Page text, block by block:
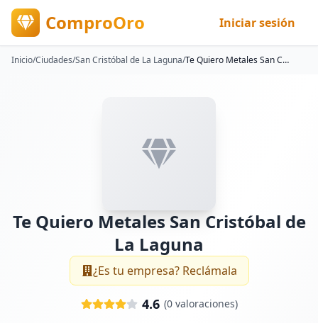
ComproOro Iniciar sesión
Inicio/Ciudades/San Cristóbal de La Laguna/ Te Quiero Metales San Cristóbal de La Laguna
Te Quiero Metales San Cristóbal de
La Laguna
¿Es tu empresa? Reclámala
4.6 (0valoraciones)